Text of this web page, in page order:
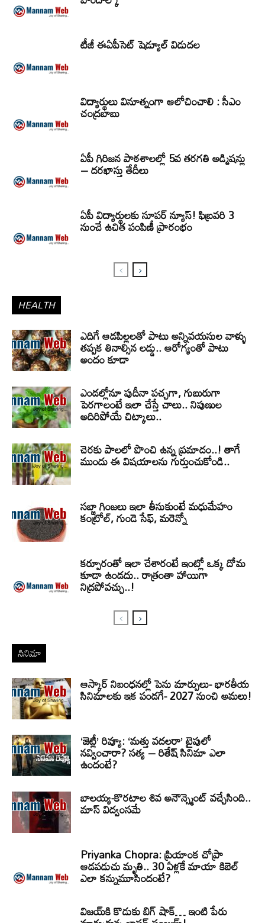
టీజీ ఈఏపీసెట్‌ షెడ్యూల్‌ విడుదల
విద్యార్థులు వినూత్నంగా ఆలోచించాలి : సీఎం
చంద్రబాబు
ఏపీ గిరిజన పాఠశాలల్లో 5వ తరగతి అడ్మిషన్లు
– దరఖాస్తు తేదీలు
ఏపీ విద్యార్థులకు సూపర్ న్యూస్! ఫిబ్రవరి 3
నుంచే ఉచిత పంపిణీ ప్రారంభం
HEALTH
ఎదిగే ఆడపిల్లలతో పాటు అన్నివయసుల వాళ్ళు
తప్పక తినాల్సిన లడ్డు.. ఆరోగ్యంతో పాటు
అందం కూడా
ఎండల్లోనూ పుదీనా పచ్చగా, గుబురుగా
పెరగాలంటే ఇలా చేస్తే చాలు.. నిపుణుల
అదిరిపోయే చిట్కాలు..
చెరకు పాలలో పొంచి ఉన్న ప్రమాదం..! తాగే
ముందు ఈ విషయాలను గుర్తుంచుకోండి..
సబ్జా గింజలు ఇలా తీసుకుంటే మధుమేహం
కంట్రోల్, గుండె సేఫ్, మరెన్నో
కర్పూరంతో ఇలా చేశారంటే ఇంట్లో ఒక్క దోమ
కూడా ఉండదు.. రాత్రంతా హాయిగా
నిద్రపోవచ్చు..!
సినిమా
ఆస్కార్ నిబంధనల్లో పెను మార్పులు- భారతీయ
సినిమాలకు ఇక పండగే- 2027 నుంచి అమలు!
‘జెట్లీ’ రివ్యూ: ‘మత్తు వదలరా’ టైపులో
నవ్వించారా? సత్య – రితేష్ సినిమా ఎలా
ఉందంటే?
బాలయ్య-కొరటాల శివ అనౌన్స్మెంట్ వచ్చేసింది..
మాస్ విద్వంసమే
Priyanka Chopra: ప్రియాంక చోప్రా
ఆడపడుచు మృతి.. 30 ఏళ్లకే మాయా కిబెల్
ఎలా కన్నుమూసిందంటే?
విజయ్‌కి కొడుకు బిగ్ షాక్… ఇంటి పేరు